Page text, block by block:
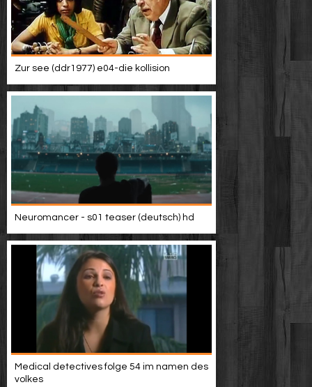
Zur see (ddr1977) e04-die kollision
Neuromancer - s01 teaser (deutsch) hd
Medical detectives folge 54 im namen des
volkes